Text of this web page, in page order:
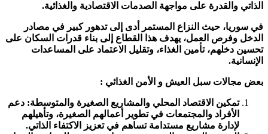
الذاتي والقدرة على مواجهة الصدمات الاقتصادية والغذائية.
في سوريا، حيث النزاع المستمر أدى إلى تدهور كبير في مصادر
الدخل وفرص العمل، يهدف هذا القطاع إلى بناء قدرات السكان على
تحسين دخلهم، تأمين الغذاء، وتقليل الاعتماد على المساعدات
الإنسانية.
بعض مجالات سبل العيش و الأمن الغذائي :
تمكين الاقتصاد المحلي والمشاريع الصغيرة والمتوسطة: دعم
الأفراد والمجتمعات في تطوير أعمالهم الصغيرة، وتأهيلهم
لإدارة مشاريع مستدامة تساهم في تعزيز الاكتفاء الذاتي.